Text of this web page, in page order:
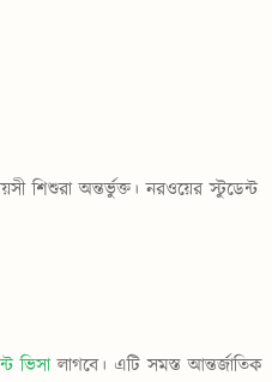
শিশুরা অন্তর্ভুক্ত।নরওয়ের স্টুডেন্ট
ভিসালাগবে। এটি সমস্ত আন্তর্জাতিক